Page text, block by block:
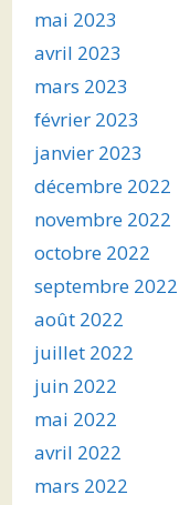
mai 2023
avril 2023
mars 2023
février 2023
janvier 2023
décembre 2022
novembre 2022
octobre 2022
septembre 2022
août 2022
juillet 2022
juin 2022
mai 2022
avril 2022
mars 2022